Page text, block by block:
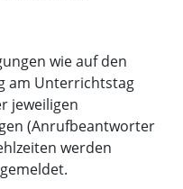
wie auf den
am Unterrichtstag
jeweiligen
(Anrufbeantworter
werden